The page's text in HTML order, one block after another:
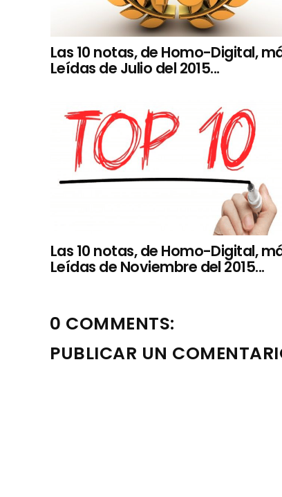
Las 10 notas, de Homo-Digital,
Leídas de Julio del 2015...
Las 10 notas, de Homo-Digital,
Leídas de Noviembre del 2015...
0 COMMENTS:
PUBLICAR UN